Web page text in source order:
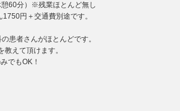
60分）※残業ほとんど無し
円＋交通費別途です。
患者さんがほとんどです。
えて頂けます。
でもOK！